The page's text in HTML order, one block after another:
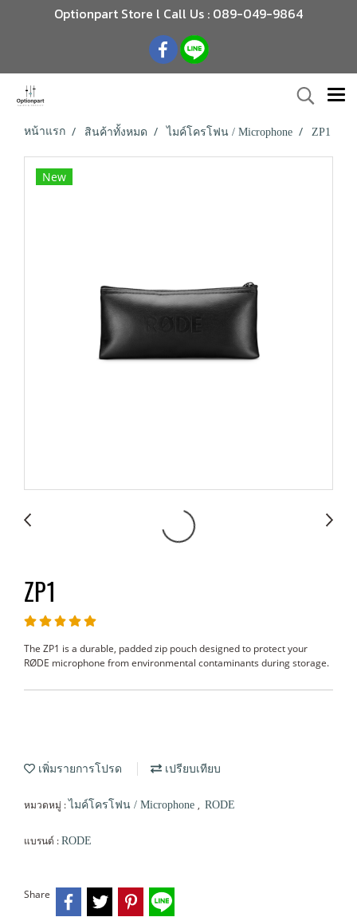
Optionpart Store l Call Us : 089-049-9864
หน้าแรก สินค้าทั้งหมด ไมค์โครโฟน / Microphone ZP1
New
ZP1
The ZP1 is a durable, padded zip pouch designed to protect your
RØDE microphone from environmental contaminants during storage.
เพิ่มรายการโปรด เปรียบเทียบ
หมวดหมู่ :ไมค์โครโฟน / Microphone , RODE
แบรนด์ : RODE
Share